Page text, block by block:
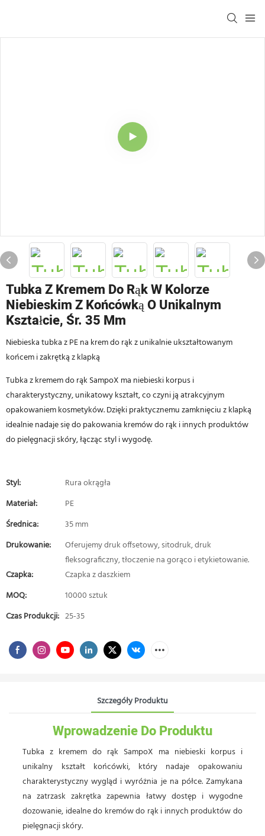
Tubka Z Kremem Do Rąk W Kolorze
Niebieskim Z Końcówką O Unikalnym
Kształcie, Śr. 35 Mm
Niebieska tubka z PE na krem ​​do rąk z unikalnie ukształtowanym
końcem i zakrętką z klapką
Tubka z kremem do rąk SampoX ma niebieski korpus i
charakterystyczny, unikatowy kształt, co czyni ją atrakcyjnym
opakowaniem kosmetyków. Dzięki praktycznemu zamknięciu z klapką
idealnie nadaje się do pakowania kremów do rąk i innych produktów
do pielęgnacji skóry, łącząc styl i wygodę.
Styl:
Rura okrągła
Materiał:
PE
Średnica:
35 mm
Drukowanie:
Oferujemy druk offsetowy, sitodruk, druk
fleksograficzny, tłoczenie na gorąco i etykietowanie.
Czapka:
Czapka z daszkiem
MOQ:
10000 sztuk
Czas Produkcji: 25-35
Szczegóły Produktu
Wprowadzenie Do Produktu
Tubka z kremem do rąk SampoX ma niebieski korpus i
unikalny kształt końcówki, który nadaje opakowaniu
charakterystyczny wygląd i wyróżnia je na półce. Zamykana
na zatrzask zakrętka zapewnia łatwy dostęp i wygodne
dozowanie, idealne do kremów do rąk i innych produktów do
pielęgnacji skóry.